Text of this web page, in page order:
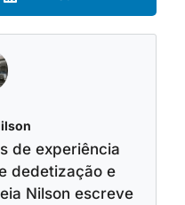
de experiência
dedetização e
Nilson escreve